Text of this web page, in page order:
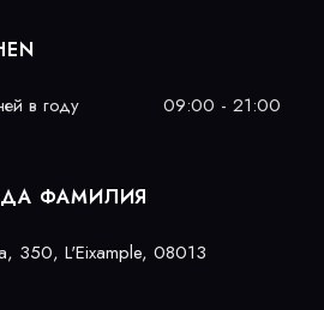
в году 09:00 - 21:00
ФАМИЛИЯ
350, L'Eixample, 08013